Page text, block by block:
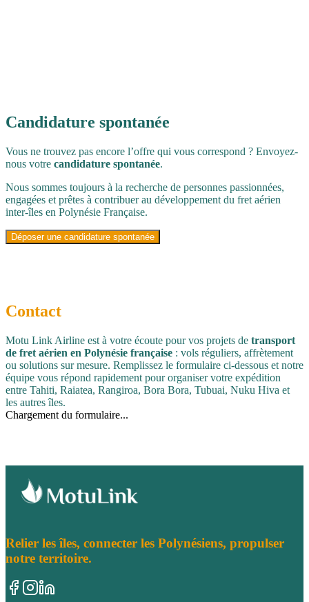
Candidature spontanée
Vous ne trouvez pas encore l’offre qui vous correspond ? Envoyez-
nous votre candidature spontanée.
Nous sommes toujours à la recherche de personnes passionnées,
engagées et prêtes à contribuer au développement du fret aérien
inter-îles en Polynésie Française.
Déposer une candidature spontanée
Contact
Motu Link Airline est à votre écoute pour vos projets de transport
de fret aérien en Polynésie française : vols réguliers, affrètement
ou solutions sur mesure. Remplissez le formulaire ci-dessous et notre
équipe vous répond rapidement pour organiser votre expédition
entre Tahiti, Raiatea, Rangiroa, Bora Bora, Tubuai, Nuku Hiva et
les autres îles.
Chargement du formulaire...
Relier les îles, connecter les Polynésiens, propulser
notre territoire.